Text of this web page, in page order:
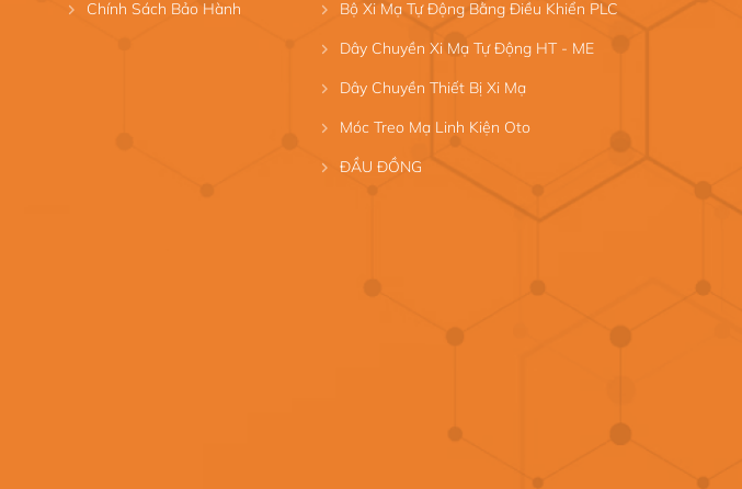
Chính Sách Bảo Hành
Bộ Xi Mạ Tự Động Bằng Điều Khiển PLC
Dây Chuyền Xi Mạ Tự Động HT - ME
Dây Chuyền Thiết Bị Xi Mạ
Móc Treo Mạ Linh Kiện Oto
ĐẦU ĐỒNG